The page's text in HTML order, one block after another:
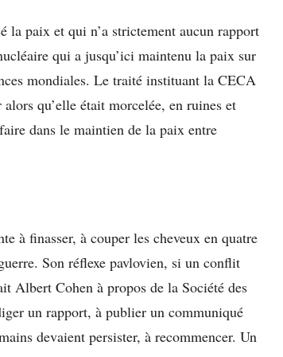
la paix et qui n’a strictement aucun rapport
qui a jusqu’ici maintenu la paix sur
mondiales. Le traité instituant la CECA
qu’elle était morcelée, en ruines et
dans le maintien de la paix entre
à finasser, à couper les cheveux en quatre
Son réflexe pavlovien, si un conflit
Albert Cohen à propos de la Société des
un rapport, à publier un communiqué
devaient persister, à recommencer. Un